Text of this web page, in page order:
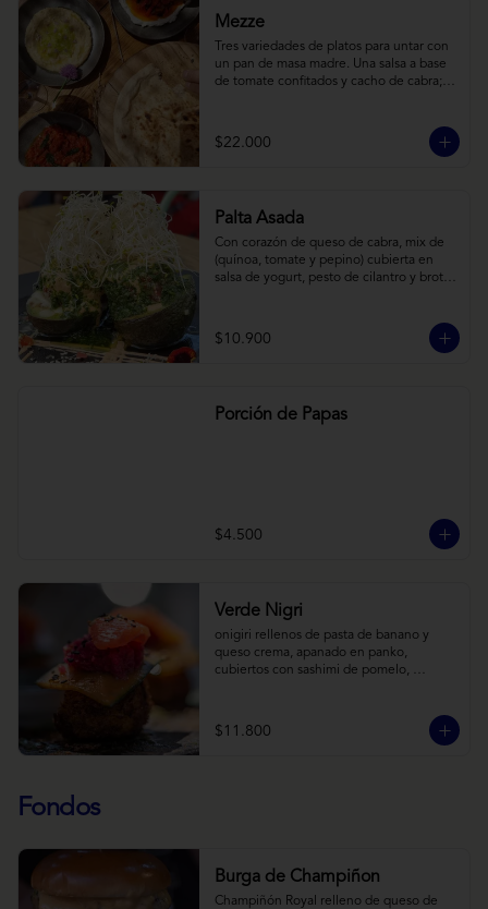
Mezze
Tres variedades de platos para untar con
un pan de masa madre. Una salsa a base
de tomate confitados y cacho de cabra;
cebollas horneadas largamente, con
toques de aceite asiático sobre cama de
$22.000
Palta Asada
Con corazón de queso de cabra, mix de
(quínoa, tomate y pepino) cubierta en
salsa de yogurt, pesto de cilantro y brotes
$10.900
Porción de Papas
$4.500
Verde Nigri
onigiri rellenos de pasta de banano y
queso crema, apanado en panko,
cubiertos con sashimi de pomelo,
de crema de coco con wasabi y tierra de
cochayuyo.
$11.800
Fondos
Burga de Champiñon
Champiñón Royal relleno de queso de